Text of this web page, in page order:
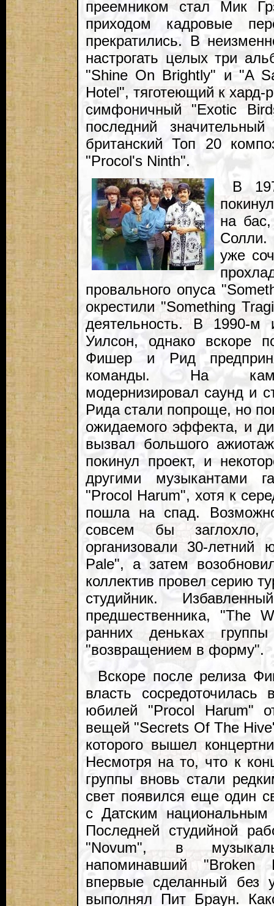
преемником стал Мик
приходом кадровые
прекратились. В
настрогать целых три
"Shine On Brightly" и "A
Hotel", тяготеющий к хард-
симфоничный "Exotic
последний
британский Топ 20
"Procol's Ninth".
В
на
Солли.
уже
провального опуса
окрестили "Something
деятельность. В 1990-м
Уилсон, однако вскоре
Фишер и Рид
команды. На
модернизировал саунд и
Рида стали попроще, но
ожидаемого эффекта, и
вызвал большого
покинул проект, и
другими музыкантами
"Procol Harum", хотя к
пошла на спад.
совсем бы заглохло,
организовали 30-
Pale", а затем
коллектив провел серию
студийник.
предшественника, "The
ранних деньках
"возвращением в форму".
Вскоре после релиза
власть
юбилей "Procol Harum"
вещей "Secrets Of The
которого вышел
Несмотря на то, что к
группы вновь стали
свет появился еще один
с Датским
Последней студийной
"Novum", в
напоминавший
впервые сделанный без
выполнял Пит Браун.